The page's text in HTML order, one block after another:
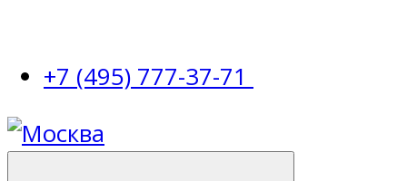
+7 (495) 777-37-71